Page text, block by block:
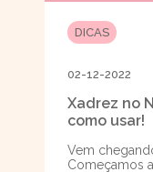
DICAS
02-12-2022
Xadrez no
como usar!
Vem
Começamos